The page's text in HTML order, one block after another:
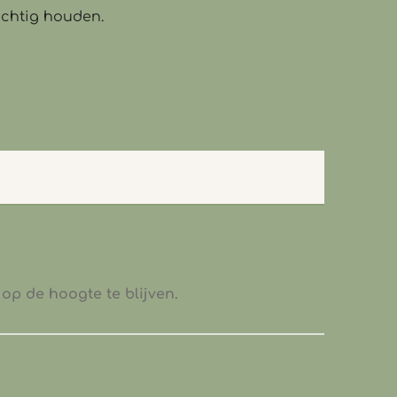
houden.
op de hoogte te blijven.